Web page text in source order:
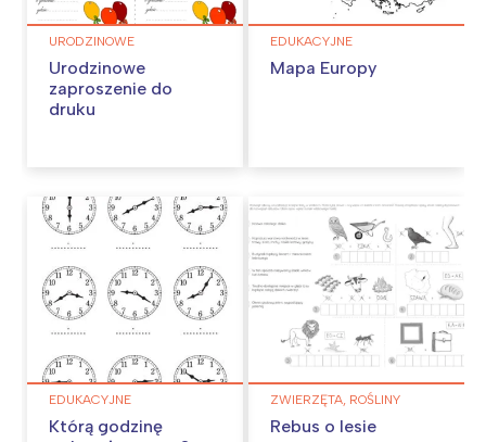
URODZINOWE
Urodzinowe
zaproszenie do
druku
EDUKACYJNE
Mapa Europy
EDUKACYJNE
Którą godzinę
ZWIERZĘTA, ROŚLINY
Rebus o lesie